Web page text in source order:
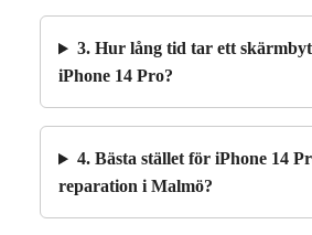
3. Hur lång tid tar ett
iPhone 14 Pro?
4. Bästa stället för iPhone 14
reparation i Malmö?